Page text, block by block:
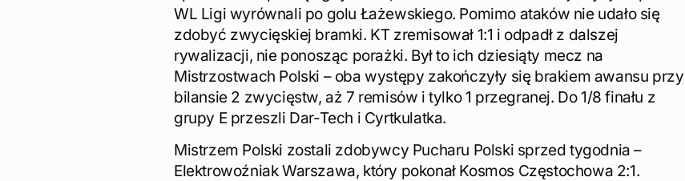
WL Ligi wyrównali po golu Łażewskiego. Pomimo ataków nie udało się
zdobyć zwycięskiej bramki. KT zremisował 1:1 i odpadł z dalszej
rywalizacji, nie ponosząc porażki. Był to ich dziesiąty mecz na
Mistrzostwach Polski – oba występy zakończyły się brakiem awansu przy
bilansie 2 zwycięstw, aż 7 remisów i tylko 1 przegranej. Do 1/8 finału z
grupy E przeszli Dar-Tech i Cyrtkulatka.
Mistrzem Polski zostali zdobywcy Pucharu Polski sprzed tygodnia –
Elektrowoźniak Warszawa, który pokonał Kosmos Częstochowa 2:1.